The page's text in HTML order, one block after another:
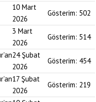
10 Mart
2026
Gösterim: 502
3 Mart
2026
Gösterim: 514
24 Şubat
2026
Gösterim: 454
17 Şubat
2026
Gösterim: 219